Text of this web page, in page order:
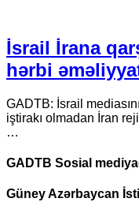
İsrail İrana
hərbi
GADTB: İsrail
iştirakı olmadan İran
…
GADTB Sosial
Güney Azərbaycan